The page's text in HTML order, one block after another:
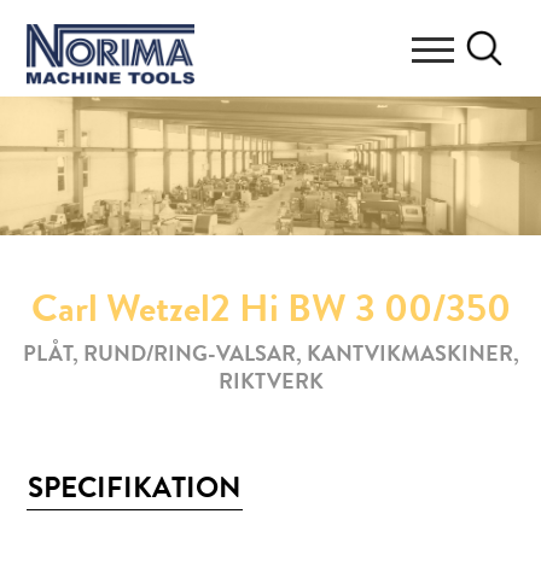
Carl Wetzel2 Hi BW 3 00/350
PLÅT, RUND/RING-VALSAR, KANTVIKMASKINER,
RIKTVERK
SPECIFIKATION